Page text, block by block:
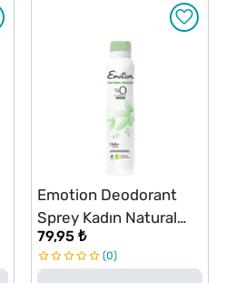
Emotion Deodorant
Sprey Kadın Natural
Breeze 200 ml
79,95 ₺
0